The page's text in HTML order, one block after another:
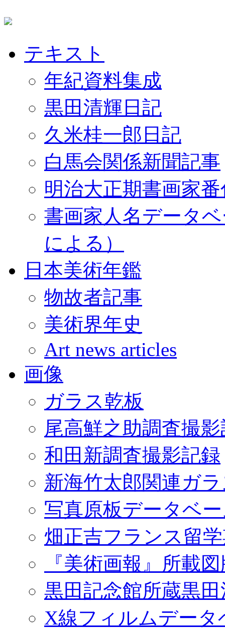
テキスト
年紀資料集成
黒田清輝日記
久米桂一郎日記
白馬会関係新聞記事
明治大正期書画家
書画家人名データ
による）
日本美術年鑑
物故者記事
美術界年史
Art news articles
画像
ガラス乾板
尾高鮮之助調査撮
和田新調査撮影記録
新海竹太郎関連ガ
写真原板データベ
畑正吉フランス留
『美術画報』所載
黒田記念館所蔵黒
X線フィルムデータ